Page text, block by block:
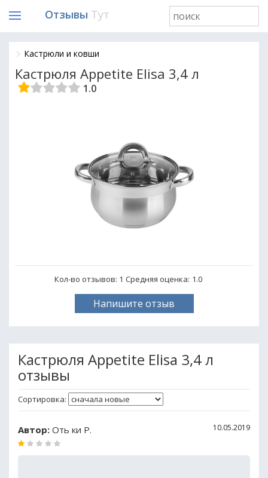
Отзывы Тут
Кастрюли и ковши
Кастрюля Appetite Elisa 3,4 л
1.0
Кол-во отзывов: 1 Средняя оценка: 1.0
Напишите отзыв
Кастрюля Appetite Elisa 3,4 л
отзывы
Сортировка:
Автор: Оть ки P. 10.05.2019